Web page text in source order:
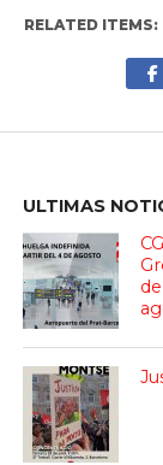
RELATED ITEMS:
ULTIMAS